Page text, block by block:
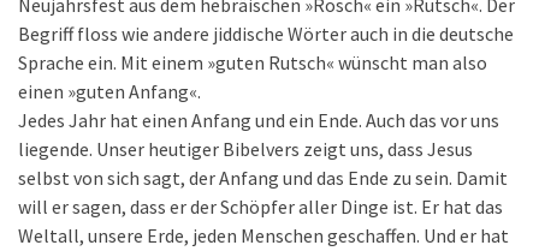
Neujahrsfest aus dem hebräischen »Rosch« ein »Rutsch«. Der
Begriff floss wie andere jiddische Wörter auch in die deutsche
Sprache ein. Mit einem »guten Rutsch« wünscht man also
einen »guten Anfang«.
Jedes Jahr hat einen Anfang und ein Ende. Auch das vor uns
liegende. Unser heutiger Bibelvers zeigt uns, dass Jesus
selbst von sich sagt, der Anfang und das Ende zu sein. Damit
will er sagen, dass er der Schöpfer aller Dinge ist. Er hat das
Weltall, unsere Erde, jeden Menschen geschaffen. Und er hat